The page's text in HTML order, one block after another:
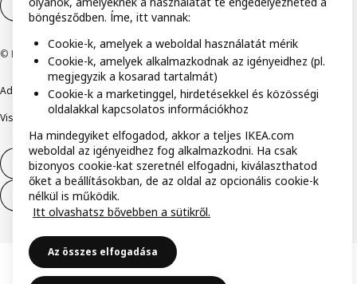
Cookie-beállítások HU
© Inter IKEA Systems B.V. 1999-2026
Adatvédelmi nyilatkozatCookie szabályzatEgyütt a biztonságért
Visszaélés bejelentés Digitális akadálymentesítési nyilatkozat
Elállás a szerződéstől
Elállás a szerződéstől (szolgáltatások)
böngésződben. Íme, itt vannak:
Cookie-k, amelyek a weboldal használatát mérik
Cookie-k, amelyek alkalmazkodnak az igényeidhez (pl.
megjegyzik a kosarad tartalmát)
Cookie-k a marketinggel, hirdetésekkel és közösségi
oldalakkal kapcsolatos információkhoz
Ha mindegyiket elfogadod, akkor a teljes IKEA.com
weboldal az igényeidhez fog alkalmazkodni. Ha csak
bizonyos cookie-kat szeretnél elfogadni, kiválaszthatod
őket a beállításokban, de az oldal az opcionális cookie-k
nélkül is működik.
Itt olvashatsz bővebben a sütikről.
Az összes elfogadása